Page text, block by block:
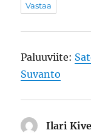
Vastaa
Paluuviite:
Suvanto
Ilari